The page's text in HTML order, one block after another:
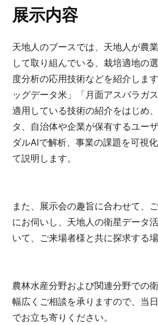
展示内容
天地人のブースでは、天地人が農
して取り組んでいる、栽培適地の
度分析の応用技術などを紹介しま
ッグデータ米」「月面アスパラガ
適用している技術の紹介をはじめ
タ、自治体や企業が保有するユー
ダルAIで解析、事業の課題を可視
て説明します。
また、展示会の趣旨に合わせて、
にお伺いし、天地人の衛星データ
いて、ご来場者様と共に探求する
農林水産分野および関連分野での
幅広くご相談を承りますので、当
でお立ち寄りください。